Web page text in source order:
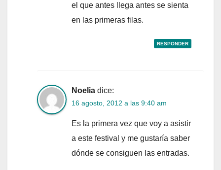
el que antes llega antes se sienta
en las primeras filas.
RESPONDER
Noelia dice:
16 agosto, 2012 a las 9:40 am
Es la primera vez que voy a asistir
a este festival y me gustaría saber
dónde se consiguen las entradas.